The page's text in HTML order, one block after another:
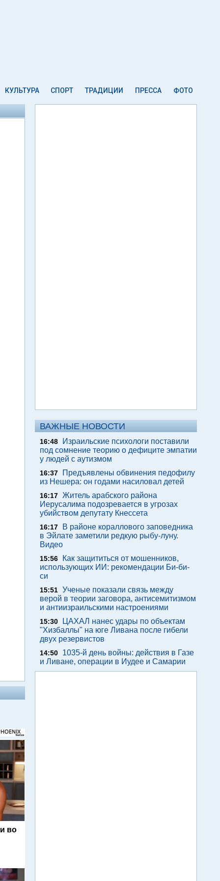
КУЛЬТУРА СПОРТ ТРАДИЦИИ ПРЕССА ФОТО
во
ВАЖНЫЕ НОВОСТИ
16:48
Израильские психологи поставили
под сомнение теорию о дефиците эмпатии
у людей с аутизмом
16:37
Предъявлены обвинения педофилу
из Нешера: он годами насиловал детей
16:17 Житель арабского района
Иерусалима подозревается в угрозах
убийством депутату Кнессета
16:17
В районе кораллового заповедника
в Эйлате заметили редкую рыбу-луну.
Видео
15:56
Как защититься от мошенников,
использующих ИИ: рекомендации Би-би-
си
15:51 Ученые показали связь между
верой в теории заговора, антисемитизмом
и антиизраильскими настроениями
15:30
ЦАХАЛ нанес удары по объектам
"Хизбаллы" на юге Ливана после гибели
двух резервистов
14:50
1035-й день войны: действия в Газе
и Ливане, операции в Иудее и Самарии